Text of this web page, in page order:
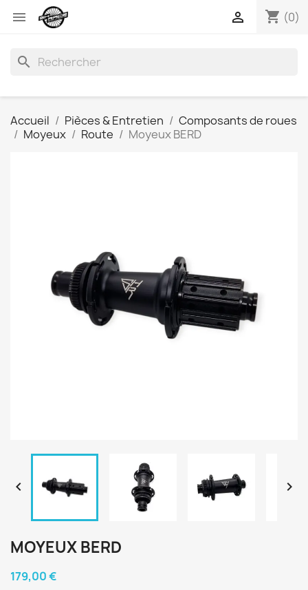
 shopping_cart (0)

search
Accueil Pièces & Entretien
Composants de roues
Moyeux
Route Moyeux BERD
 
MOYEUX BERD
179,00 €